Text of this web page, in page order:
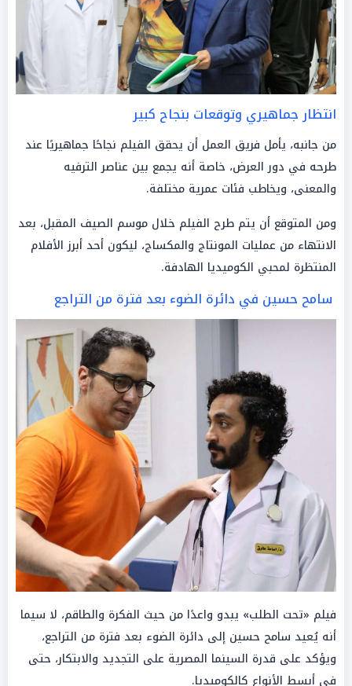
انتظار جماهيري وتوقعات بنجاح كبير
من جانبه، يأمل فريق العمل أن يحقق الفيلم نجاحًا جماهيريًا عند
طرحه في دور العرض، خاصة أنه يجمع بين عناصر الترفيه
والمعنى، ويخاطب فئات عمرية مختلفة.
ومن المتوقع أن يتم طرح الفيلم خلال موسم الصيف المقبل، بعد
الانتهاء من عمليات المونتاج والمكساج، ليكون أحد أبرز الأفلام
المنتظرة لمحبي الكوميديا الهادفة.
سامح حسين في دائرة الضوء بعد فترة من التراجع
فيلم «تحت الطلب» يبدو واعدًا من حيث الفكرة والطاقم، لا سيما
أنه يُعيد سامح حسين إلى دائرة الضوء بعد فترة من التراجع،
ويؤكد على قدرة السينما المصرية على التجديد والابتكار، حتى
في أبسط الأنواع كالكوميديا.